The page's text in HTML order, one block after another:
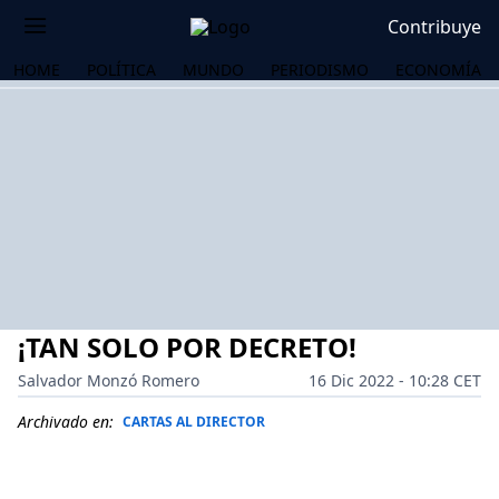
Contribuye
HOME POLÍTICA MUNDO PERIODISMO ECONOMÍA
¡TAN SOLO POR DECRETO!
Salvador Monzó Romero
16 Dic 2022 - 10:28 CET
Archivado en: CARTAS AL DIRECTOR